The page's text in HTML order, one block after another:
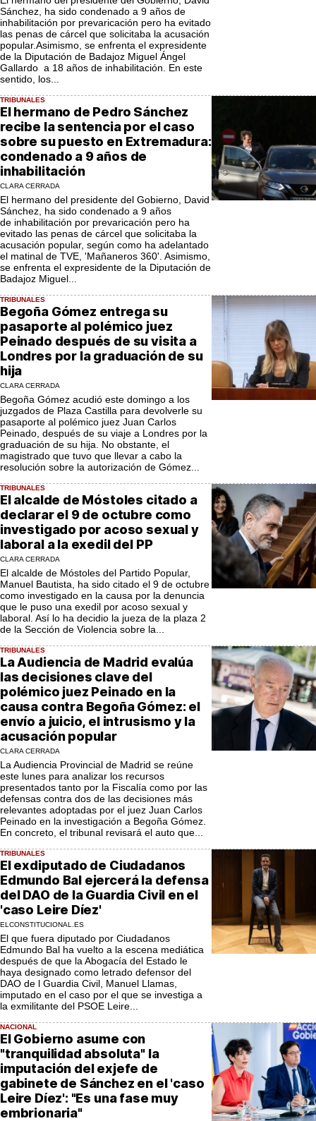
Sánchez, ha sido condenado a 9 años de
inhabilitación por prevaricación pero ha evitado
las penas de cárcel que solicitaba la acusación
popular.Asimismo, se enfrenta el expresidente
de la Diputación de Badajoz Miguel Ángel
Gallardo a 18 años de inhabilitación. En este
sentido, los...
TRIBUNALES
El hermano de Pedro Sánchez
recibe la sentencia por el caso
sobre su puesto en Extremadura:
condenado a 9 años de
inhabilitación
CLARA CERRADA
El hermano del presidente del Gobierno, David
Sánchez, ha sido condenado a 9 años
de inhabilitación por prevaricación pero ha
evitado las penas de cárcel que solicitaba la
acusación popular, según como ha adelantado
el matinal de TVE, 'Mañaneros 360'. Asimismo,
se enfrenta el expresidente de la Diputación de
Badajoz Miguel...
TRIBUNALES
Begoña Gómez entrega su
pasaporte al polémico juez
Peinado después de su visita a
Londres por la graduación de su
hija
CLARA CERRADA
Begoña Gómez acudió este domingo a los
juzgados de Plaza Castilla para devolverle su
pasaporte al polémico juez Juan Carlos
Peinado, después de su viaje a Londres por la
graduación de su hija. No obstante, el
magistrado que tuvo que llevar a cabo la
resolución sobre la autorización de Gómez...
TRIBUNALES
El alcalde de Móstoles citado a
declarar el 9 de octubre como
investigado por acoso sexual y
laboral a la exedil del PP
CLARA CERRADA
El alcalde de Móstoles del Partido Popular,
Manuel Bautista, ha sido citado el 9 de octubre
como investigado en la causa por la denuncia
que le puso una exedil por acoso sexual y
laboral. Así lo ha decidio la jueza de la plaza 2
de la Sección de Violencia sobre la...
TRIBUNALES
La Audiencia de Madrid evalúa
las decisiones clave del
polémico juez Peinado en la
causa contra Begoña Gómez: el
envío a juicio, el intrusismo y la
acusación popular
CLARA CERRADA
La Audiencia Provincial de Madrid se reúne
este lunes para analizar los recursos
presentados tanto por la Fiscalía como por las
defensas contra dos de las decisiones más
relevantes adoptadas por el juez Juan Carlos
Peinado en la investigación a Begoña Gómez.
En concreto, el tribunal revisará el auto que...
TRIBUNALES
El exdiputado de Ciudadanos
Edmundo Bal ejercerá la defensa
del DAO de la Guardia Civil en el
'caso Leire Díez'
ELCONSTITUCIONAL.ES
El que fuera diputado por Ciudadanos
Edmundo Bal ha vuelto a la escena mediática
después de que la Abogacía del Estado le
haya designado como letrado defensor del
DAO de l Guardia Civil, Manuel Llamas,
imputado en el caso por el que se investiga a
la exmilitante del PSOE Leire...
NACIONAL
El Gobierno asume con
"tranquilidad absoluta" la
imputación del exjefe de
gabinete de Sánchez en el 'caso
Leire Díez': "Es una fase muy
embrionaria"